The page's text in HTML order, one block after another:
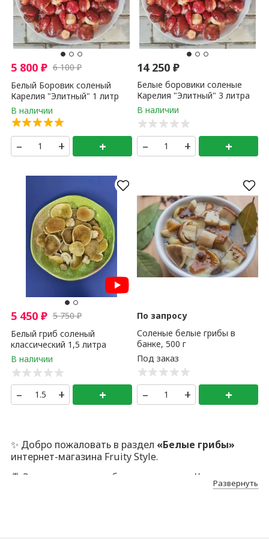
5 800₽ 6 100₽
Белый Боровик соленый
Карелия "Элитный" 1 литр
– + +
14 250₽
Белые боровики соленые
Карелия "Элитный" 3 литра
– + +
5 450₽ 5 750₽
Белый гриб соленый
классический 1,5 литра
– + +
По запросу
Соленые белые грибы в
банке, 500 г
– + +
✨ Добро пожаловать в раздел «Белые грибы»
интернет-магазина Fruity Style.
🍍 Здесь — только отборные позиции. Каждую мы
Развернуть